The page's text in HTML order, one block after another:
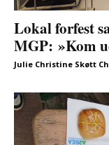
Lokal forfest
MGP: »Kom
Julie Christine Skøtt